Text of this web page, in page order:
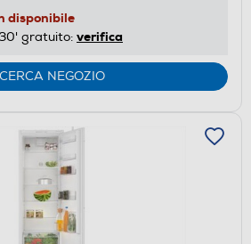
disponibile
gratuito: verifica
CERCA NEGOZIO